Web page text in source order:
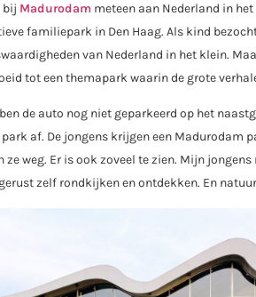
bij Madurodam meteen aan Nederland in
familiepark in Den Haag. Als kind
van Nederland in het klein.
tot een themapark waarin de grote
de auto nog niet geparkeerd op het
af. De jongens krijgen een Madurodam
ze weg. Er is ook zoveel te zien. Mijn
zelf rondkijken en ontdekken. En